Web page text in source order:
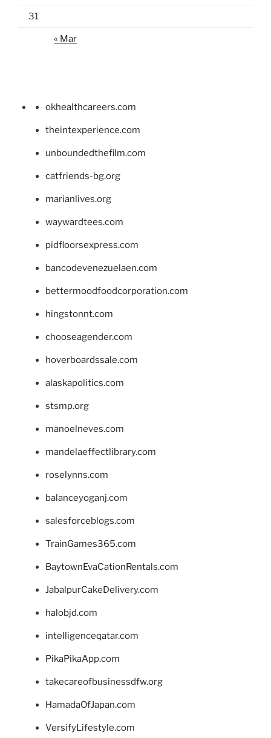
31
« Mar
okhealthcareers.com
theintexperience.com
unboundedthefilm.com
catfriends-bg.org
marianlives.org
waywardtees.com
pidfloorsexpress.com
bancodevenezuelaen.com
bettermoodfoodcorporation.com
hingstonnt.com
chooseagender.com
hoverboardssale.com
alaskapolitics.com
stsmp.org
manoelneves.com
mandelaeffectlibrary.com
roselynns.com
balanceyoganj.com
salesforceblogs.com
TrainGames365.com
BaytownEvaCationRentals.com
JabalpurCakeDelivery.com
halobjd.com
intelligenceqatar.com
PikaPikaApp.com
takecareofbusinessdfw.org
HamadaOfJapan.com
VersifyLifestyle.com